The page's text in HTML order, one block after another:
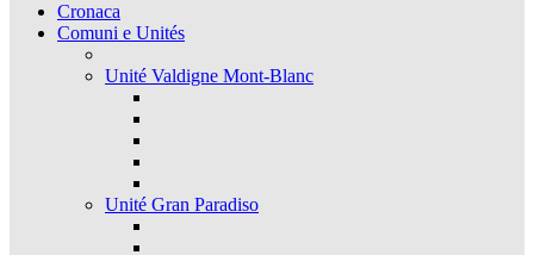
Cronaca
Comuni e Unités
Unité Valdigne Mont-Blanc
Unité Gran Paradiso